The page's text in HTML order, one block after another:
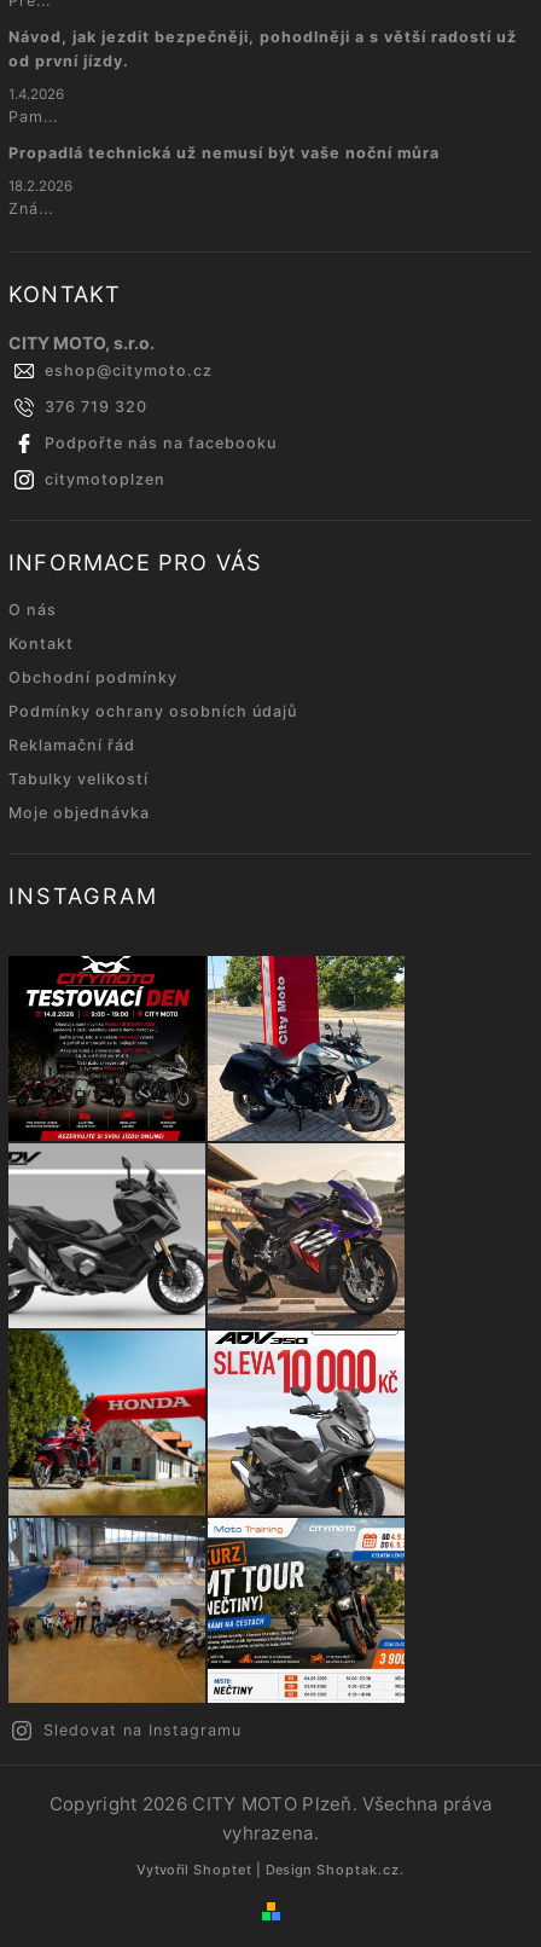
Návod, jak jezdit bezpečněji, pohodlněji a s větší radostí už
od první jízdy.
1.4.2026
Pam...
Propadlá technická už nemusí být vaše noční můra
18.2.2026
Zná...
KONTAKT
CITY MOTO, s.r.o.
eshop@citymoto.cz
376 719 320
Podpořte nás na facebooku
citymotoplzen
INFORMACE PRO VÁS
O nás
Kontakt
Obchodní podmínky
Podmínky ochrany osobních údajů
Reklamační řád
Tabulky velikostí
Moje objednávka
INSTAGRAM
Sledovat na Instagramu
Copyright 2026 CITY MOTO Plzeň. Všechna práva
vyhrazena.
Vytvořil Shoptet | Design Shoptak.cz.